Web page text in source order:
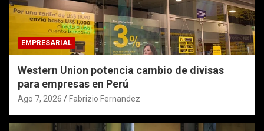
EMPRESARIAL
Western Union potencia cambio de divisas
para empresas en Perú
Ago 7, 2026 Fabrizio Fernandez